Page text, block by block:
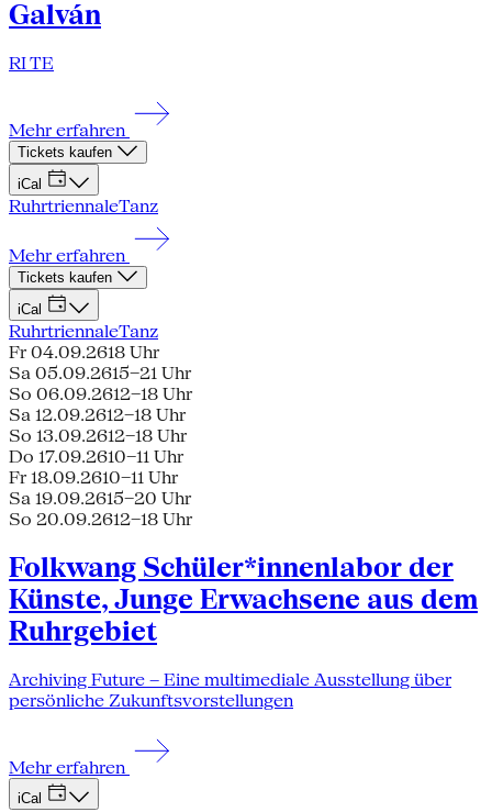
Galván
RI TE
Mehr erfahren
Tickets kaufen
iCal
RuhrtriennaleTanz
Mehr erfahren
Tickets kaufen
iCal
RuhrtriennaleTanz
Fr 04.09.2618 Uhr
Sa 05.09.2615–21 Uhr
So 06.09.2612–18 Uhr
Sa 12.09.2612–18 Uhr
So 13.09.2612–18 Uhr
Do 17.09.2610–11 Uhr
Fr 18.09.2610–11 Uhr
Sa 19.09.2615–20 Uhr
So 20.09.2612–18 Uhr
Folkwang Schüler*innenlabor der
Künste, Junge Erwachsene aus dem
Ruhrgebiet
Archiving Future – Eine multimediale Ausstellung über
persönliche Zukunftsvorstellungen
Mehr erfahren
iCal